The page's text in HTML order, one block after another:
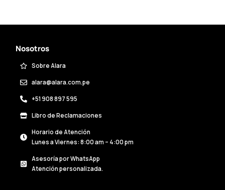
Nosotros
Sobre Alara
alara@alara.com.pe
+51 908 897 595
Libro de Reclamaciones
Horario de Atención
Lunes a Viernes: 8:00 am – 4:00 pm
Asesoría por WhatsApp
Atención personalizada.